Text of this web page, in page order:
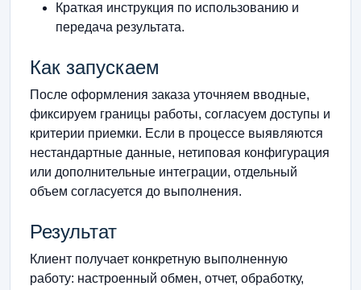
Краткая инструкция по использованию и
передача результата.
Как запускаем
После оформления заказа уточняем вводные,
фиксируем границы работы, согласуем доступы и
критерии приемки. Если в процессе выявляются
нестандартные данные, нетиповая конфигурация
или дополнительные интеграции, отдельный
объем согласуется до выполнения.
Результат
Клиент получает конкретную выполненную
работу: настроенный обмен, отчет, обработку,